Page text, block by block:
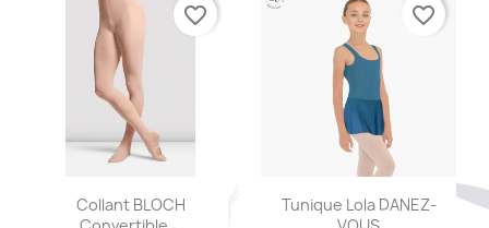
Aperçu rapide
Collant BLOCH
favorite_border
Aperçu rapide
Tunique Lola DANEZ-
favorite_border